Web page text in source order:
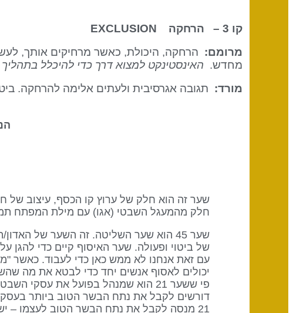
קו 3 – הרחקה
EXCLUSION
מרומם: הרחקה, היכולת, כאשר מרחיקים אותך,
מחדש. האינסטינקט למצוא דרך כדי להיכלל
מורד: תגובה אגרסיבית ולעתים אלימה להרחקה.
חלק מהמעגל השבטי (אגו) עם מילת המפתח
שער 45 הוא שער השליטה. זה השער של
של ביטוי ופעולה. שער האיסוף קיים כדי
עם זאת אנחנו לא ממש כאן כדי לעבוד. כאשר
יכולים לאסוף אנשים יחד כדי לבטא את מה
21 מנסה לקבל את נתח הבשר הטוב לעצמו – יש מתח.